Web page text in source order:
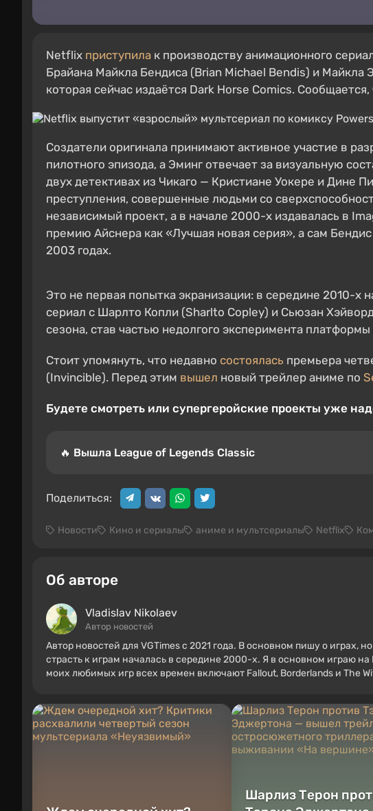
Netflix приступила к производству анимационного
Брайана Майкла Бендиса (Brian Michael Bendis) и Майкла
которая сейчас издаётся Dark Horse Comics.
Создатели оригинала принимают активное участие в
пилотного эпизода, а Эминг отвечает за визуальную
двух детективах из Чикаго — Кристиане Уокере и Дине
преступления, совершенные людьми со
независимый проект, а в начале 2000-х издавалась в
премию Айснера как «Лучшая новая серия», а сам
2003 годах.
Это не первая попытка экранизации: в середине 2010-х
сериал с Шарлто Копли (Sharlto Copley) и Сьюзан
сезона, став частью недолгого эксперимента
Стоит упомянуть, что недавно состоялась премьера
(Invincible). Перед этим вышел новый трейлер аниме по
Будете смотреть или супергеройские проекты уже
🔥 Вышла League of Legends Classic
Поделиться:
Новости Кино и сериалы аниме и мультсериалы Netflix
Об авторе
Vladislav Nikolaev
Автор новостей
Автор новостей для VGTimes с 2021 года. В основном пишу о
страсть к играм началась в середине 2000-х. Я в основном играю
моих любимых игр всех времен включают Fallout, Borderlands и The
Шарлиз Терон